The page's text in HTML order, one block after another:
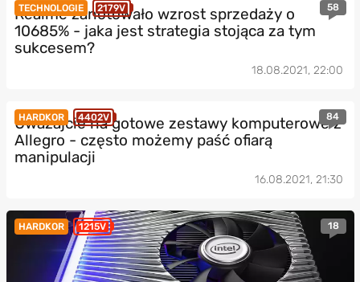
TECHNOLOGIE 2179V 58
Realme zanotowało wzrost sprzedaży o
10685% - jaka jest strategia stojąca za tym
sukcesem?
18.08.2021, 22:00
HARDKOR 4402V 84
Uważajcie na gotowe zestawy komputerowe z
Allegro - często możemy paść ofiarą
manipulacji
16.08.2021, 21:30
HARDKOR 1215V 18